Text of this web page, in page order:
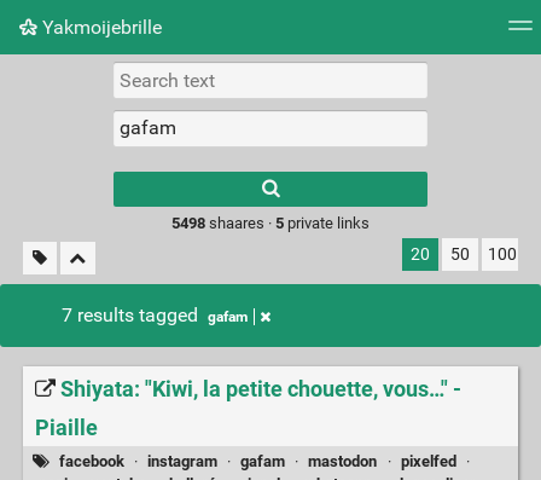
Yakmoijebrille
Picture wall
results.
5498shaares · 5private links
20 50 100
7 results tagged gafam
Shiyata: "Kiwi, la petite chouette, vous…" -
Piaille
facebook · instagram · gafam · mastodon · pixelfed
·